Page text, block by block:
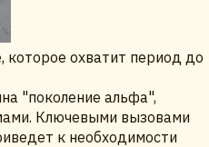
которое охватит период до
"поколение альфа",
Ключевыми вызовами
к необходимости